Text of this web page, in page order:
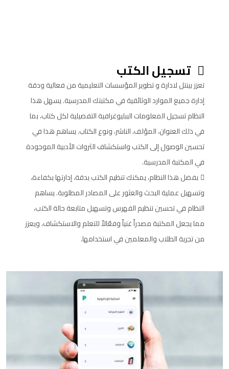
تسجيل الكتب
تعزز بينتل لادارة و تطوير المؤسسات التعليمية من فعالية ودقة
إدارة جميع الموارد الوثائقية في مكتبتك المدرسية. يسهل هذا
النظام تسجيل المعلومات الببليوغرافية التفصيلية لكل كتاب، بما
في ذلك العنوان، المؤلف، الناشر، ونوع الكتاب. يساهم هذا في
تحسين الوصول إلى الكتب واستكشاف الثروات الأدبية الموجودة
في المكتبة المدرسية.
بفضل هذا النظام، يمكنك تنظيم الكتب بدقة، إدارتها بكفاءة،
وتسهيل عملية البحث والعثور على المصادر المطلوبة. يساهم
النظام في تحسين تنظيم الفهرس وتسهيل متابعة حالة الكتب،
مما يجعل المكتبة مصدراً غنياً وفعّالاً للتعلم والاستكشاف، ويعزز
من تجربة الطلاب والمعلمين في استخدامها.